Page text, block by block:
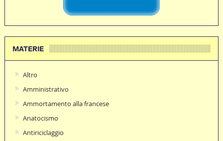
MATERIE
Altro
Amministrativo
Ammortamento alla francese
Anatocismo
Antiriciclaggio